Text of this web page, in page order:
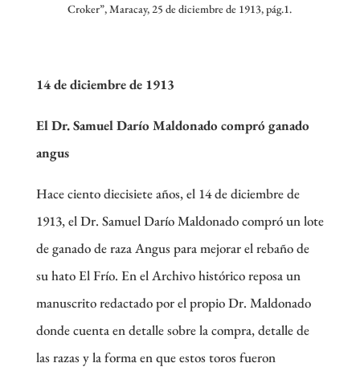
Croker”, Maracay, 25 de diciembre de 1913, pág.1.
14 de diciembre de 1913
El Dr. Samuel Darío Maldonado compró ganado
angus
Hace ciento diecisiete años, el 14 de diciembre de
1913, el Dr. Samuel Darío Maldonado compró un lote
de ganado de raza Angus para mejorar el rebaño de
su hato El Frío. En el Archivo histórico reposa un
manuscrito redactado por el propio Dr. Maldonado
donde cuenta en detalle sobre la compra, detalle de
las razas y la forma en que estos toros fueron